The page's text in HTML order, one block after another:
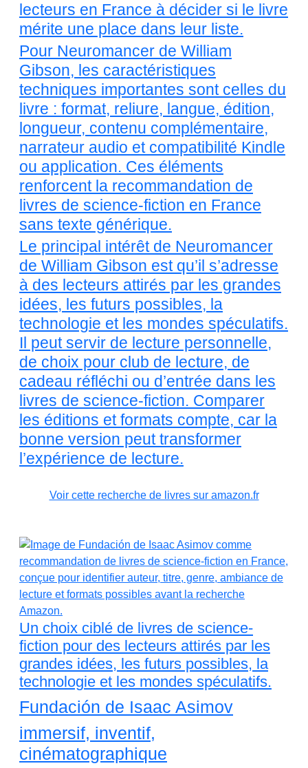
lecteurs en France à décider si le livre
mérite une place dans leur liste.
Pour Neuromancer de William
Gibson, les caractéristiques
techniques importantes sont celles du
livre : format, reliure, langue, édition,
longueur, contenu complémentaire,
narrateur audio et compatibilité Kindle
ou application. Ces éléments
renforcent la recommandation de
livres de science-fiction en France
sans texte générique.
Le principal intérêt de Neuromancer
de William Gibson est qu’il s’adresse
à des lecteurs attirés par les grandes
idées, les futurs possibles, la
technologie et les mondes spéculatifs.
Il peut servir de lecture personnelle,
de choix pour club de lecture, de
cadeau réfléchi ou d’entrée dans les
livres de science-fiction. Comparer
les éditions et formats compte, car la
bonne version peut transformer
l’expérience de lecture.
Voir cette recherche de livres sur amazon.fr
Un choix ciblé de livres de science-
fiction pour des lecteurs attirés par les
grandes idées, les futurs possibles, la
technologie et les mondes spéculatifs.
Fundación de Isaac Asimov
immersif, inventif,
cinématographique